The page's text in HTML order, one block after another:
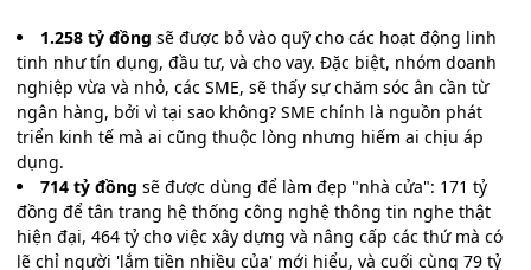
1.258 tỷ đồng sẽ được bỏ vào quỹ cho các hoạt động linh
tinh như tín dụng, đầu tư, và cho vay. Đặc biệt, nhóm doanh
nghiệp vừa và nhỏ, các SME, sẽ thấy sự chăm sóc ân cần từ
ngân hàng, bởi vì tại sao không? SME chính là nguồn phát
triển kinh tế mà ai cũng thuộc lòng nhưng hiếm ai chịu áp
dụng.
714 tỷ đồng sẽ được dùng để làm đẹp "nhà cửa": 171 tỷ
đồng để tân trang hệ thống công nghệ thông tin nghe thật
hiện đại, 464 tỷ cho việc xây dựng và nâng cấp các thứ mà có
lẽ chỉ người 'lắm tiền nhiều của' mới hiểu, và cuối cùng 79 tỷ